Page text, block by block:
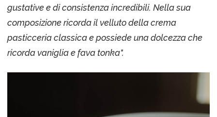
gustative e di consistenza incredibili. Nella sua
composizione ricorda il velluto della crema
pasticceria classica e possiede una dolcezza che
ricorda vaniglia e fava tonka".